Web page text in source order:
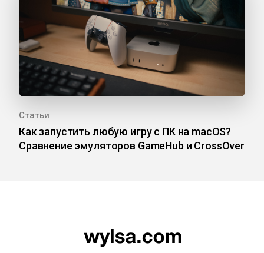
Статьи
Как запустить любую игру с ПК на macOS?
Сравнение эмуляторов GameHub и CrossOver